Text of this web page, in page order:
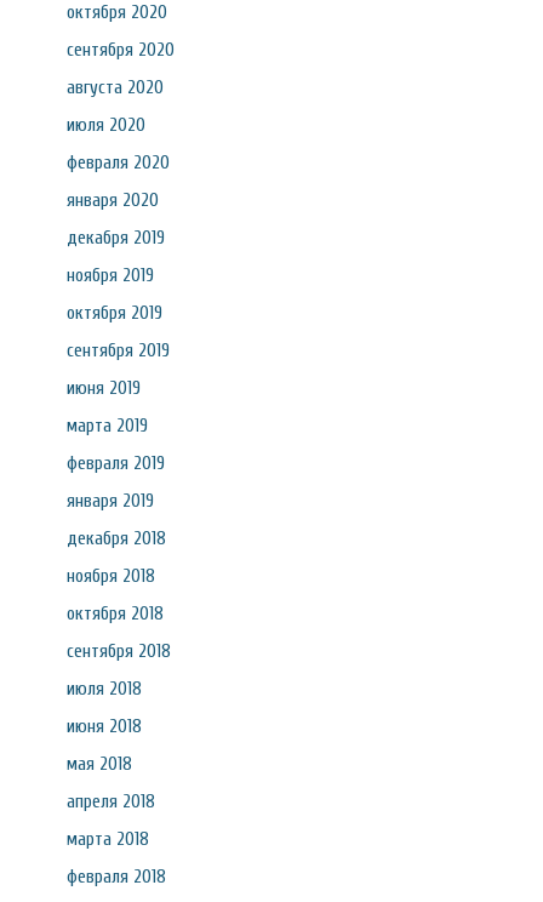
октября 2020
сентября 2020
августа 2020
июля 2020
февраля 2020
января 2020
декабря 2019
ноября 2019
октября 2019
сентября 2019
июня 2019
марта 2019
февраля 2019
января 2019
декабря 2018
ноября 2018
октября 2018
сентября 2018
июля 2018
июня 2018
мая 2018
апреля 2018
марта 2018
февраля 2018